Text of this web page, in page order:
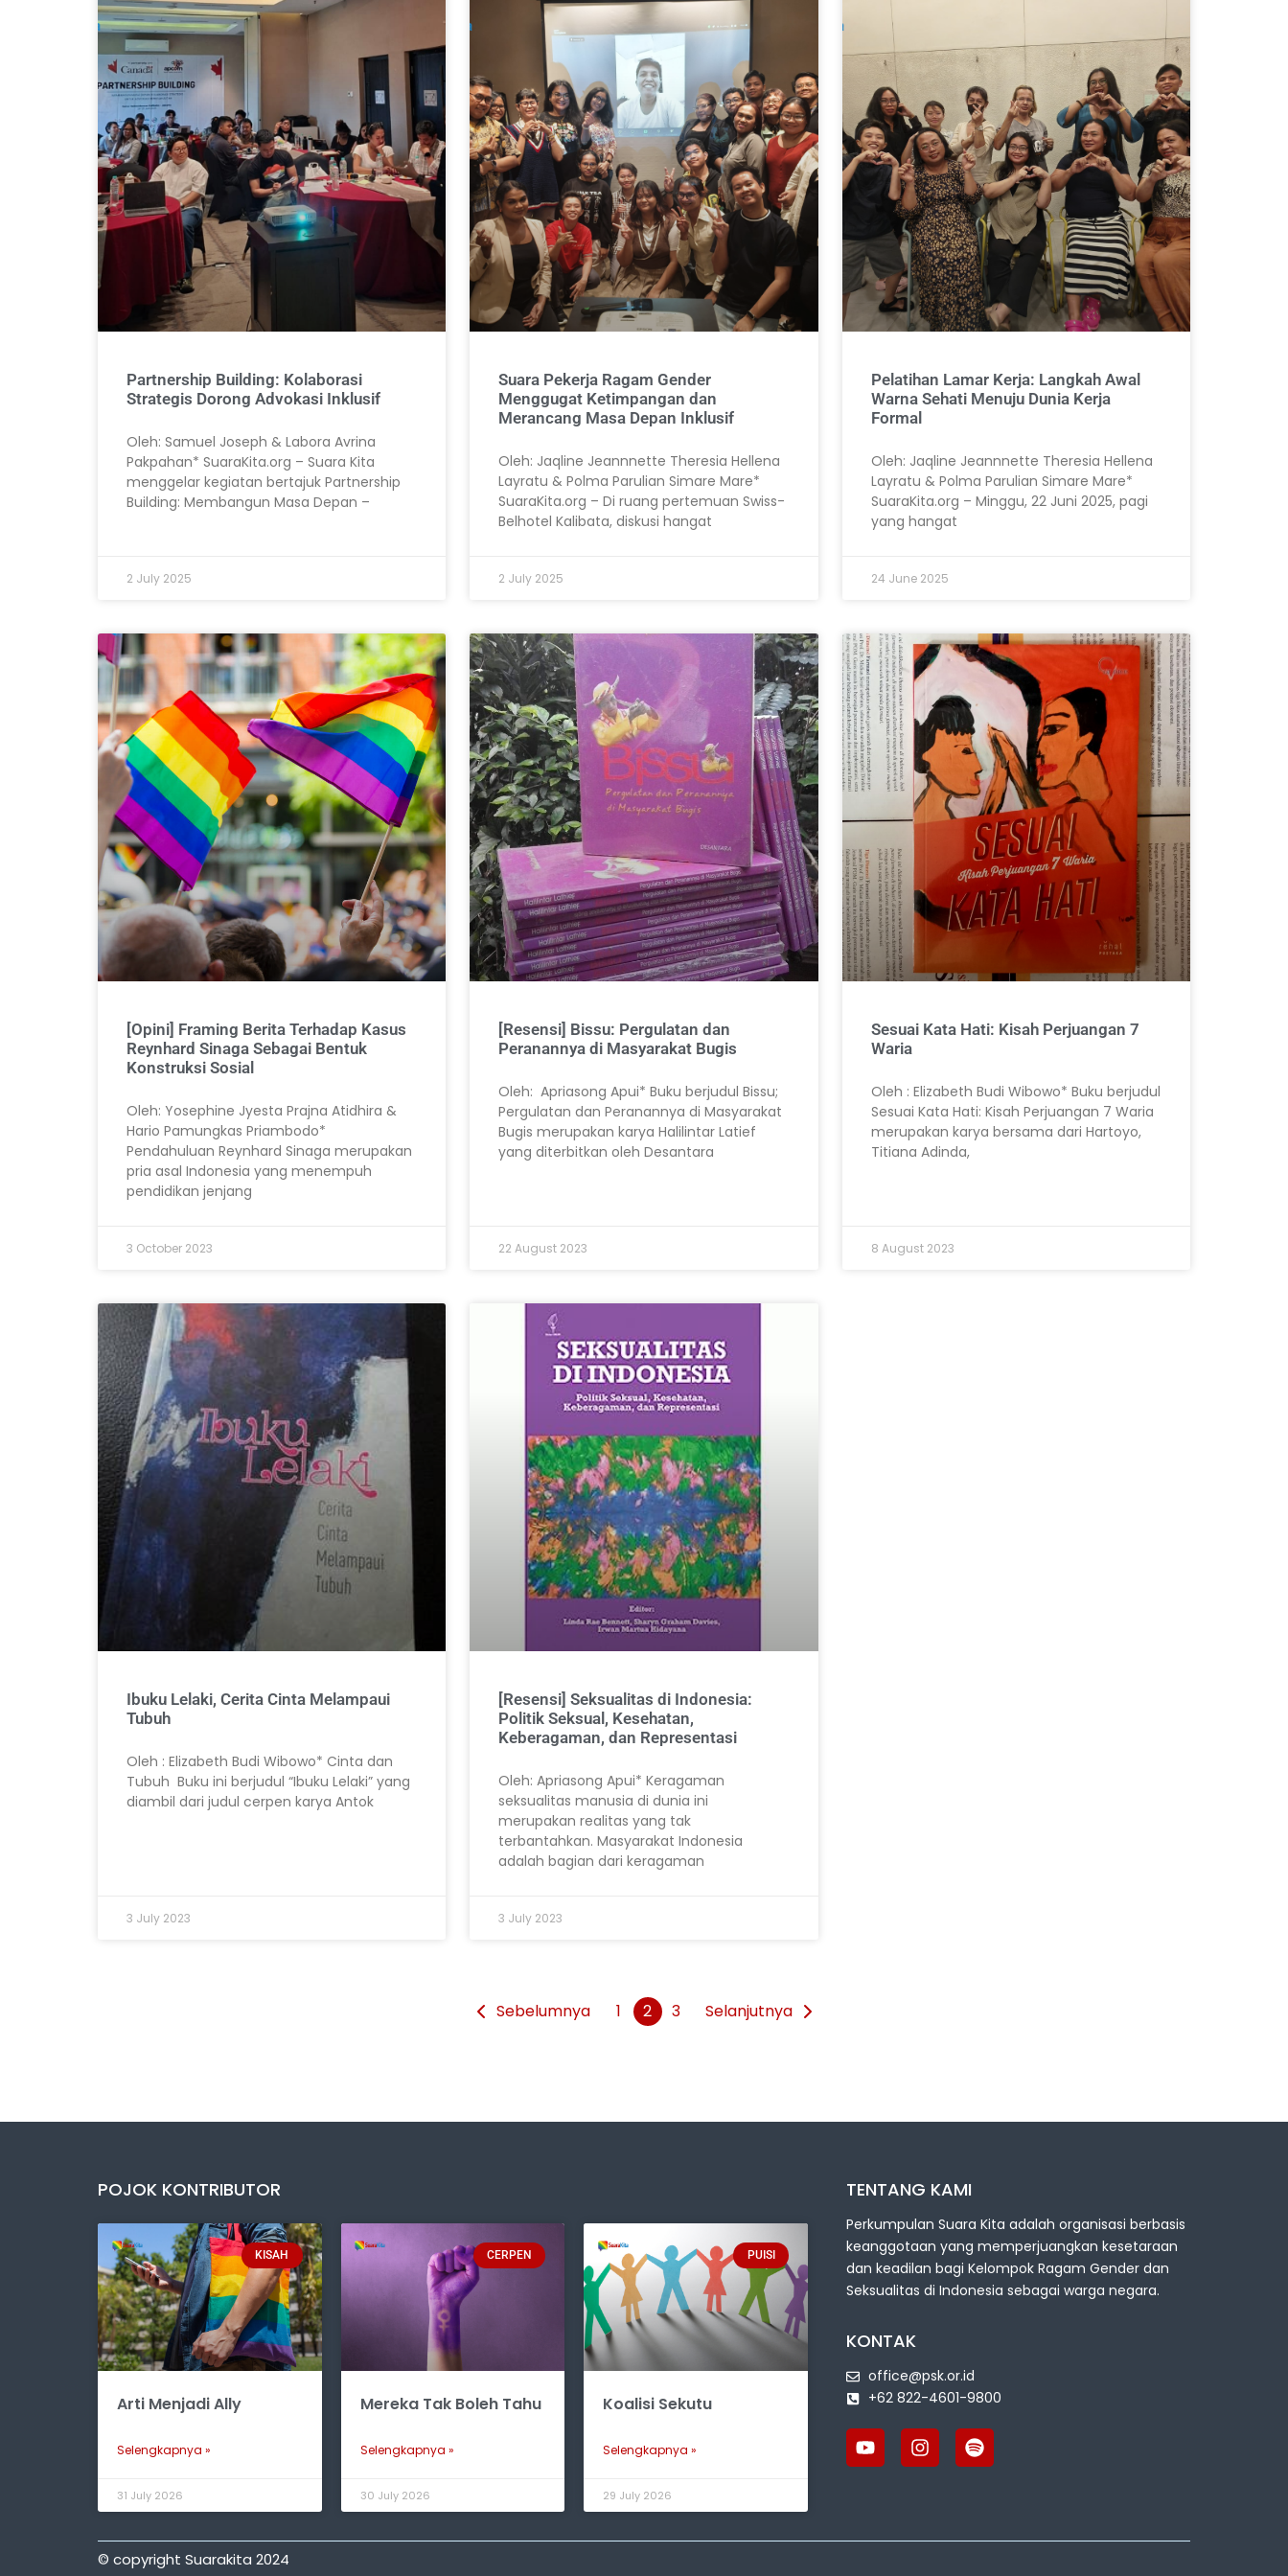
Partnership Building: Kolaborasi
Strategis Dorong Advokasi Inklusif
Oleh: Samuel Joseph & Labora Avrina
Pakpahan* SuaraKita.org – Suara Kita
menggelar kegiatan bertajuk Partnership
Building: Membangun Masa Depan –
2 July 2025
Suara Pekerja Ragam Gender
Menggugat Ketimpangan dan
Merancang Masa Depan Inklusif
Oleh: Jaqline Jeannnette Theresia Hellena
Layratu & Polma Parulian Simare Mare*
SuaraKita.org – Di ruang pertemuan Swiss-
Belhotel Kalibata, diskusi hangat
2 July 2025
Pelatihan Lamar Kerja: Langkah Awal
Warna Sehati Menuju Dunia Kerja
Formal
Oleh: Jaqline Jeannnette Theresia Hellena
Layratu & Polma Parulian Simare Mare*
SuaraKita.org – Minggu, 22 Juni 2025, pagi
yang hangat
24 June 2025
[Opini] Framing Berita Terhadap Kasus
Reynhard Sinaga Sebagai Bentuk
Konstruksi Sosial
Oleh: Yosephine Jyesta Prajna Atidhira &
Hario Pamungkas Priambodo*
Pendahuluan Reynhard Sinaga merupakan
pria asal Indonesia yang menempuh
pendidikan jenjang
3 October 2023
[Resensi] Bissu: Pergulatan dan
Peranannya di Masyarakat Bugis
Oleh: Apriasong Apui* Buku berjudul Bissu;
Pergulatan dan Peranannya di Masyarakat
Bugis merupakan karya Halilintar Latief
yang diterbitkan oleh Desantara
22 August 2023
Sesuai Kata Hati: Kisah Perjuangan 7
Waria
Oleh : Elizabeth Budi Wibowo* Buku berjudul
Sesuai Kata Hati: Kisah Perjuangan 7 Waria
merupakan karya bersama dari Hartoyo,
Titiana Adinda,
8 August 2023
Ibuku Lelaki, Cerita Cinta Melampaui
Tubuh
Oleh : Elizabeth Budi Wibowo* Cinta dan
Tubuh Buku ini berjudul “Ibuku Lelaki” yang
diambil dari judul cerpen karya Antok
3 July 2023
[Resensi] Seksualitas di Indonesia:
Politik Seksual, Kesehatan,
Keberagaman, dan Representasi
Oleh: Apriasong Apui* Keragaman
seksualitas manusia di dunia ini
merupakan realitas yang tak
terbantahkan. Masyarakat Indonesia
adalah bagian dari keragaman
3 July 2023
Sebelumnya 1 2 3 Selanjutnya
POJOK KONTRIBUTOR
KISAH
Arti Menjadi Ally
Selengkapnya »
31 July 2026
CERPEN
Mereka Tak Boleh Tahu
Selengkapnya »
30 July 2026
PUISI
Koalisi Sekutu
Selengkapnya »
29 July 2026
TENTANG KAMI
Perkumpulan Suara Kita adalah organisasi berbasis
keanggotaan yang memperjuangkan kesetaraan
dan keadilan bagi Kelompok Ragam Gender dan
Seksualitas di Indonesia sebagai warga negara.
KONTAK
office@psk.or.id
+62 822-4601-9800
© copyright Suarakita 2024